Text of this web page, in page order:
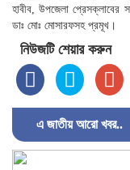
হাবীব, উপজেলা প্রেসক্লাবের
ডাঃ মোঃ মোসারফসহ প্রমূখ।
নিউজটি শেয়ার করুন
এ জাতীয় আরো খবর..